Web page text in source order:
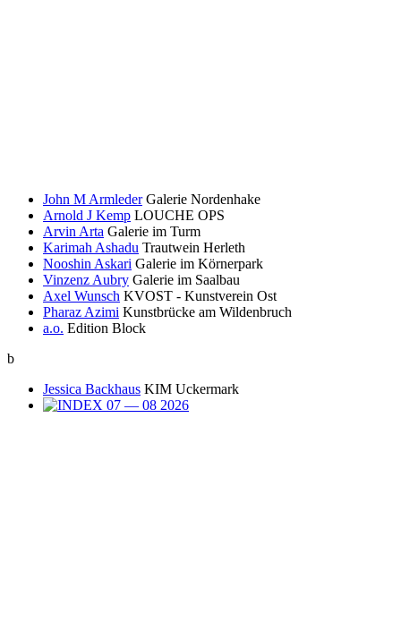
John M Armleder Galerie Nordenhake
Arnold J Kemp LOUCHE OPS
Arvin Arta Galerie im Turm
Karimah Ashadu Trautwein Herleth
Nooshin Askari Galerie im Körnerpark
Vinzenz Aubry Galerie im Saalbau
Axel Wunsch KVOST - Kunstverein Ost
Pharaz Azimi Kunstbrücke am Wildenbruch
a.o. Edition Block
b
Jessica Backhaus KIM Uckermark